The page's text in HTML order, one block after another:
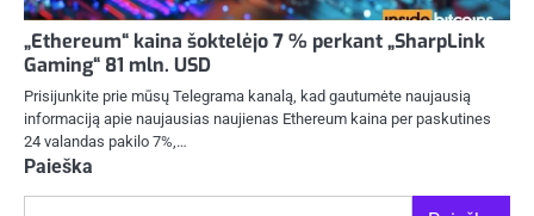
„Ethereum“ kaina šoktelėjo 7 % perkant „SharpLink
Gaming“ 81 mln. USD
Prisijunkite prie mūsų Telegrama kanalą, kad gautumėte naujausią
informaciją apie naujausias naujienas Ethereum kaina per paskutines
24 valandas pakilo 7%,…
Paieška